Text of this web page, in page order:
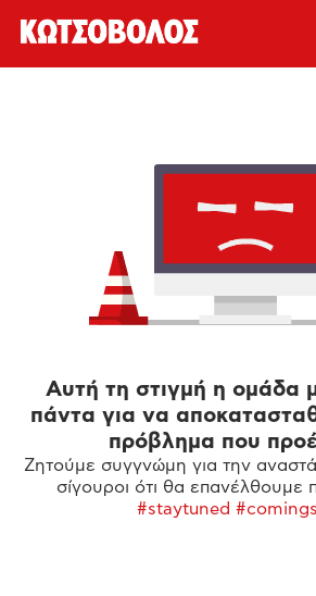
Αυτή τη στιγμή η ομάδα
πάντα για να
πρόβλημα που
Ζητούμε συγγνώμη για την
σίγουροι ότι θα επανέλθουμε
#staytuned